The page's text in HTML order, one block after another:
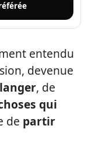
entendu
devenue
, de
qui
de partir